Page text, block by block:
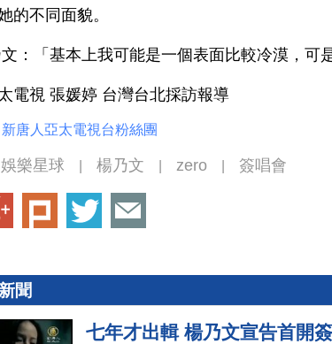
的不同面貌。
：「基本上我可能是一個表面比較冷漠，可
電視 張媛婷 台灣台北採訪報導
新唐人亞太電視台粉絲團
娛樂星球 楊乃文 zero 簽唱會
聞
七年才出輯 楊乃文宣告首開